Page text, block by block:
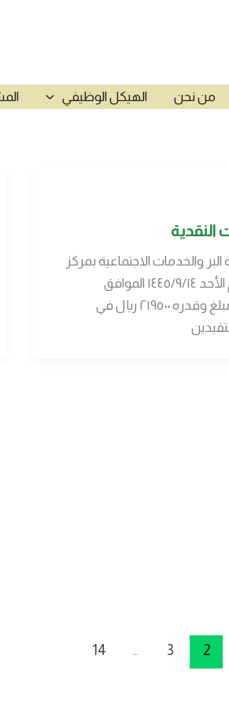
من نحن الهيكل الوظيفي
النقدية
والخدمات الاجتماعية بمركز
وادي ترج اليوم الأحد ١٤٤٥/٩/١٤ الموافق
٢٠٢٤/٣/٢٤م مبلغ وقدره ٢١٩٥٠٠ ريال في
2
3
…
14